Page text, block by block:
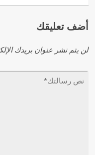
أضف تعليقك
لن يتم نشر عنوان بريدك